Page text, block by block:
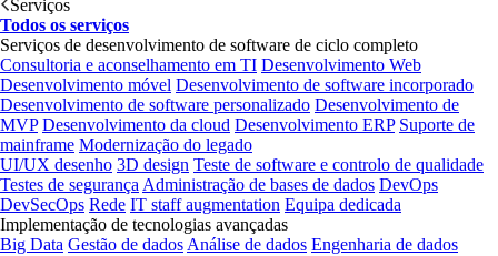
Serviços
Todos os serviços
Serviços de desenvolvimento de software de ciclo completo
Consultoria e aconselhamento em TI Desenvolvimento Web
Desenvolvimento móvel Desenvolvimento de software incorporado
Desenvolvimento de software personalizado Desenvolvimento de
MVP Desenvolvimento da cloud Desenvolvimento ERP Suporte de
mainframe Modernização do legado
UI/UX desenho 3D design Teste de software e controlo de qualidade
Testes de segurança Administração de bases de dados DevOps
DevSecOps Rede IT staff augmentation Equipa dedicada
Implementação de tecnologias avançadas
Big Data Gestão de dados Análise de dados Engenharia de dados